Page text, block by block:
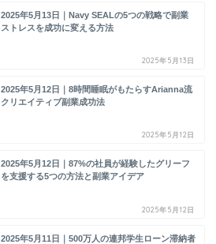
2025年5月13日｜Navy SEALの5つの戦略で副業
ストレスを成功に変える方法
2025年5月13日
2025年5月12日｜8時間睡眠がもたらすArianna流
クリエイティブ副業成功法
2025年5月12日
2025年5月12日｜87%の社員が経験したグリーフ
を支援する5つの方法と副業アイデア
2025年5月12日
2025年5月11日｜500万人の連邦学生ローン滞納者